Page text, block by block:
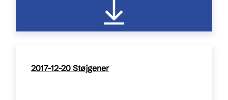
2017-12-20 Støjgener